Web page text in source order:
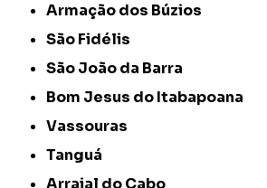
Armação dos Búzios
São Fidélis
São João da Barra
Bom Jesus do Itabapoana
Vassouras
Tanguá
Arraial do Cabo